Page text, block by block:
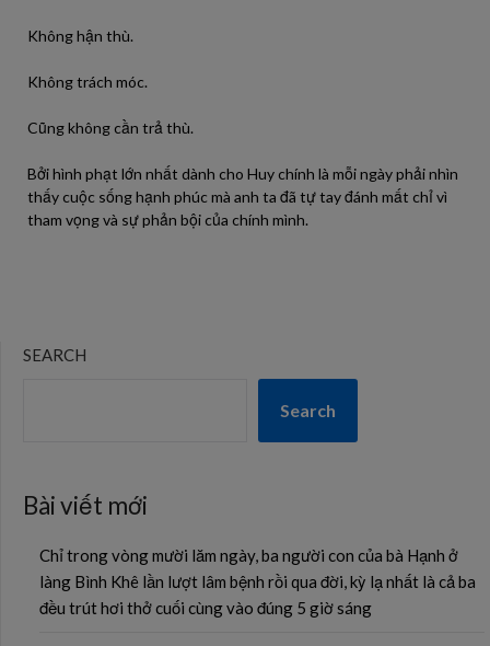
Không hận thù.
Không trách móc.
Cũng không cần trả thù.
Bởi hình phạt lớn nhất dành cho Huy chính là mỗi ngày phải nhìn
thấy cuộc sống hạnh phúc mà anh ta đã tự tay đánh mất chỉ vì
tham vọng và sự phản bội của chính mình.
SEARCH
Search
Bài viết mới
Chỉ trong vòng mười lăm ngày, ba người con của bà Hạnh ở
làng Bình Khê lần lượt lâm bệnh rồi qua đời, kỳ lạ nhất là cả ba
đều trút hơi thở cuối cùng vào đúng 5 giờ sáng